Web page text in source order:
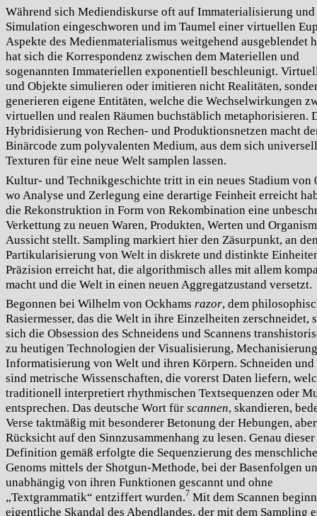
Während sich Mediendiskurse oft auf Immaterialisierung und
Simulation eingeschworen und im Taumel einer virtuellen
Aspekte des Medienmaterialismus weitgehend ausgeblendet
hat sich die Korrespondenz zwischen dem Materiellen und
sogenannten Immateriellen exponentiell beschleunigt.
und Objekte simulieren oder imitieren nicht Realitäten,
generieren eigene Entitäten, welche die Wechselwirkungen
virtuellen und realen Räumen buchstäblich metaphorisieren.
Hybridisierung von Rechen- und Produktionsnetzen macht
Binärcode zum polyvalenten Medium, aus dem sich
Texturen für eine neue Welt samplen lassen.
Kultur- und Technikgeschichte tritt in ein neues Stadium von
wo Analyse und Zerlegung eine derartige Feinheit erreicht
die Rekonstruktion in Form von Rekombination eine
Verkettung zu neuen Waren, Produkten, Werten und
Aussicht stellt. Sampling markiert hier den Zäsurpunkt, an
Partikularisierung von Welt in diskrete und distinkte
Präzision erreicht hat, die algorithmisch alles mit allem
macht und die Welt in einen neuen Aggregatzustand versetzt.
Begonnen bei Wilhelm von Ockhams razor, dem
Rasiermesser, das die Welt in ihre Einzelheiten zerschneidet,
sich die Obsession des Schneidens und Scannens
zu heutigen Technologien der Visualisierung,
Informatisierung von Welt und ihren Körpern. Schneiden und
sind metrische Wissenschaften, die vorerst Daten liefern,
traditionell interpretiert rhythmischen Textsequenzen oder
entsprechen. Das deutsche Wort für scannen, skandieren,
Verse taktmäßig mit besonderer Betonung der Hebungen,
Rücksicht auf den Sinnzusammenhang zu lesen. Genau dieser
Definition gemäß erfolgte die Sequenzierung des
Genoms mittels der Shotgun-Methode, bei der Basenfolgen
unabhängig von ihren Funktionen gescannt und ohne
„Textgrammatik“ entziffert wurden.7 Mit dem Scannen
eigentliche Skandal des Abendlandes, der mit dem Sampling